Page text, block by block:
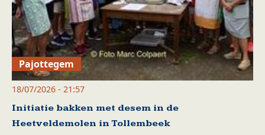
Pajottegem
18/07/2026 - 21:57
Initiatie bakken met desem in de
Heetveldemolen in Tollembeek